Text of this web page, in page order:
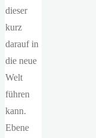
dieser
kurz
darauf in
die neue
Welt
führen
kann.
Ebene